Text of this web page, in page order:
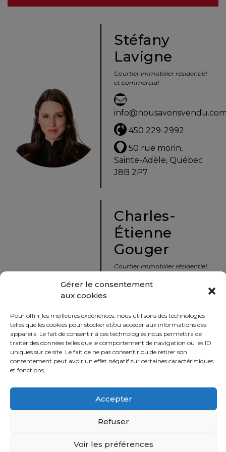
Gérer le consentement
aux cookies
Pour offrir les meilleures expériences, nous utilisons des technologies
telles que les cookies pour stocker et/ou accéder aux informations des
appareils. Le fait de consentir à ces technologies nous permettra de
traiter des données telles que le comportement de navigation ou les ID
uniques sur ce site. Le fait de ne pas consentir ou de retirer son
consentement peut avoir un effet négatif sur certaines caractéristiques
et fonctions.
Accepter
Refuser
Voir les préférences
Évaluation
Avec
un
immobilier
vers
la
tranquillité
d’esprit
défi
Stéfany
Lavigne
Courtier immobilier résidentiel
et commercial
450 229-2992
50 rue morin,
Sainte-Adèle, Québec
J8B 2P7
Charles-
Étienne
Gouger
Courtier immobilier résidentiel
450 229-2992
50 rue morin,
Sainte-Adèle, Québec
J8B 2P7
Partager
Politique